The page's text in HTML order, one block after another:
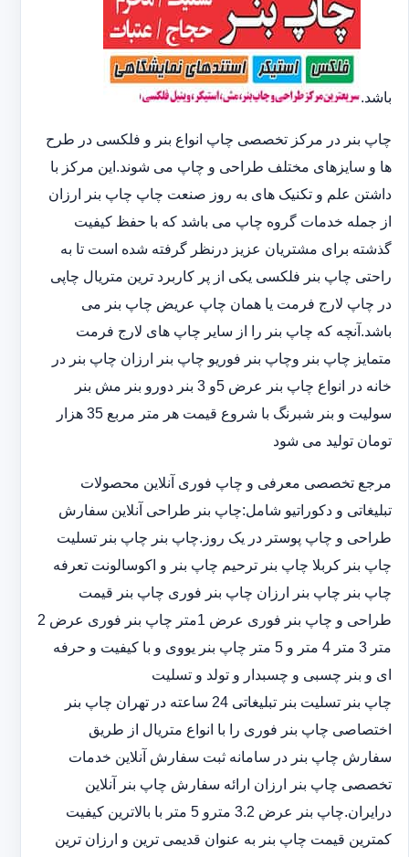
باشد.
چاپ بنر در مرکز تخصصی چاپ انواع بنر و فلکسی در طرح
ها و سایزهای مختلف طراحی و چاپ می شوند.این مرکز با
داشتن علم و تکنیک های به روز صنعت چاپ چاپ بنر ارزان
از جمله خدمات گروه چاپ می باشد که با حفظ کیفیت
گذشته برای مشتریان عزیز درنظر گرفته شده است تا به
راحتی چاپ بنر فلکسی یکی از پر کاربرد ترین متریال چاپی
در چاپ لارج فرمت یا همان چاپ عریض چاپ بنر می
باشد.آنچه که چاپ بنر را از سایر چاپ های لارج فرمت
متمایز چاپ بنر وچاپ بنر فوریو چاپ بنر ارزان چاپ بنر در
خانه در انواع چاپ بنر عرض 5و 3 بنر دورو بنر مش بنر
سولیت و بنر شبرنگ با شروع قیمت هر متر مربع 35 هزار
تومان تولید می شود
مرجع تخصصی معرفی و چاپ فوری آنلاین محصولات
تبلیغاتی و دکوراتیو شامل:چاپ بنر طراحی آنلاین سفارش
طراحی و چاپ پوستر در یک روز.چاپ بنر چاپ بنر تسلیت
چاپ بنر کربلا چاپ بنر ترحیم چاپ بنر و اکوسالونت تعرفه
چاپ بنر چاپ بنر ارزان چاپ بنر فوری چاپ بنر قیمت
طراحی و چاپ بنر فوری عرض 1متر چاپ بنر فوری عرض 2
متر 3 متر 4 متر و 5 متر چاپ بنر یووی و با کیفیت و حرفه
ای و بنر چسبی و چسبدار و تولد و تسلیت
چاپ بنر تسلیت بنر تبلیغاتی 24 ساعته در تهران چاپ بنر
اختصاصی چاپ بنر فوری را با انواع متریال از طریق
سفارش چاپ بنر در سامانه ثبت سفارش آنلاین خدمات
تخصصی چاپ بنر ارزان ارائه سفارش چاپ بنر آنلاین
درایران.چاپ بنر عرض 3.2 مترو 5 متر با بالاترین کیفیت
کمترین قیمت چاپ بنر به عنوان قدیمی ترین و ارزان ترین